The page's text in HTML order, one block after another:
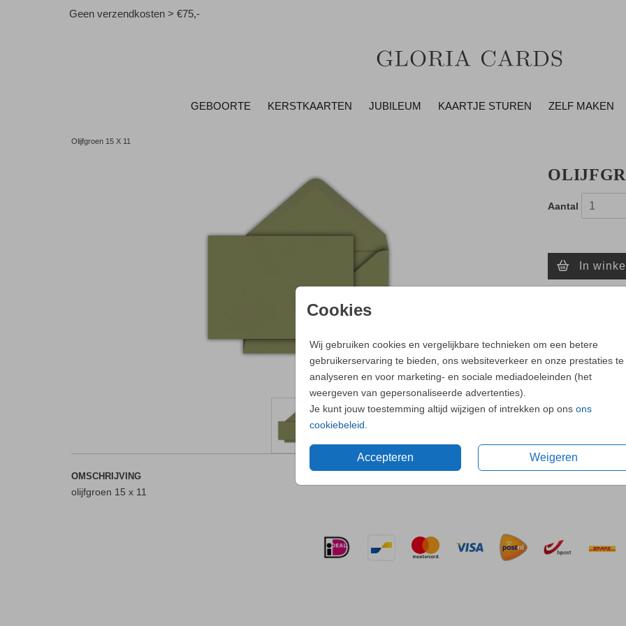
Geen verzendkosten > €75,-
GEBOORTE KERSTKAARTEN JUBILEUM KAARTJE STUREN ZELF MAKEN
Cookies
Wij gebruiken cookies en vergelijkbare technieken om een betere
gebruikerservaring te bieden, ons websiteverkeer en onze prestaties te
analyseren en voor marketing- en sociale mediadoeleinden (het
weergeven van gepersonaliseerde advertenties).
Je kunt jouw toestemming altijd wijzigen of intrekken op ons ons
cookiebeleid
Accepteren Weigeren
Olijfgroen 15 X 11
Aantal
In
- Zo maak je
Neemcontact
OMSCHRIJVING
olijfgroen 15 x 11
Prijs:€